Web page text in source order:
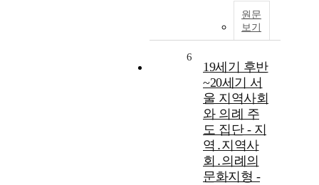
원문
보기
6
19세기 후반
~20세기 서
울 지역사회
와 의례 주
도 집단 - 지
역․지역사
회․의례의
문화지형 -